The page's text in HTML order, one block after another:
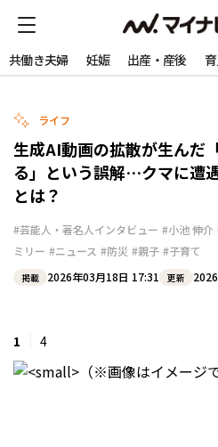
共働き夫婦 妊娠 出産・産後
ライフ
生成AI動画の拡散が生んだ
る」という誤解…クマに遭
とは？
#芸能人・著名人インタビュー #小池 伸介
ミリー #ニュース #防災 #親子 #子育て
掲載 2026年03月18日 17:31 更新
1 4